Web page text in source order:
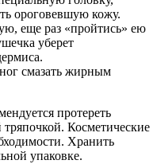
ороговевшую кожу.
еще раз «пройтись» ею
уберет
смазать жирным
протереть
Косметические
Хранить
упаковке.